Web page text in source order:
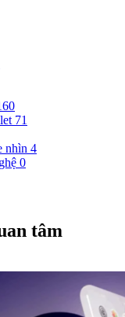
71
nhìn 4
0
tâm